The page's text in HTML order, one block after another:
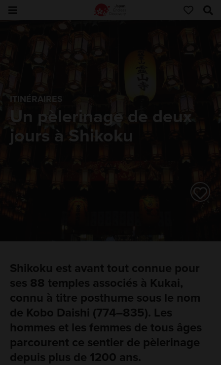
ITINÉRAIRES
Un pèlerinage de deux
jours à Shikoku
Shikoku est avant tout connue pour
ses 88 temples associés à Kukai,
connu à titre posthume sous le nom
de Kobo Daishi (774–835). Les
hommes et les femmes de tous âges
parcourent ce sentier de pèlerinage
depuis plus de 1200 ans.